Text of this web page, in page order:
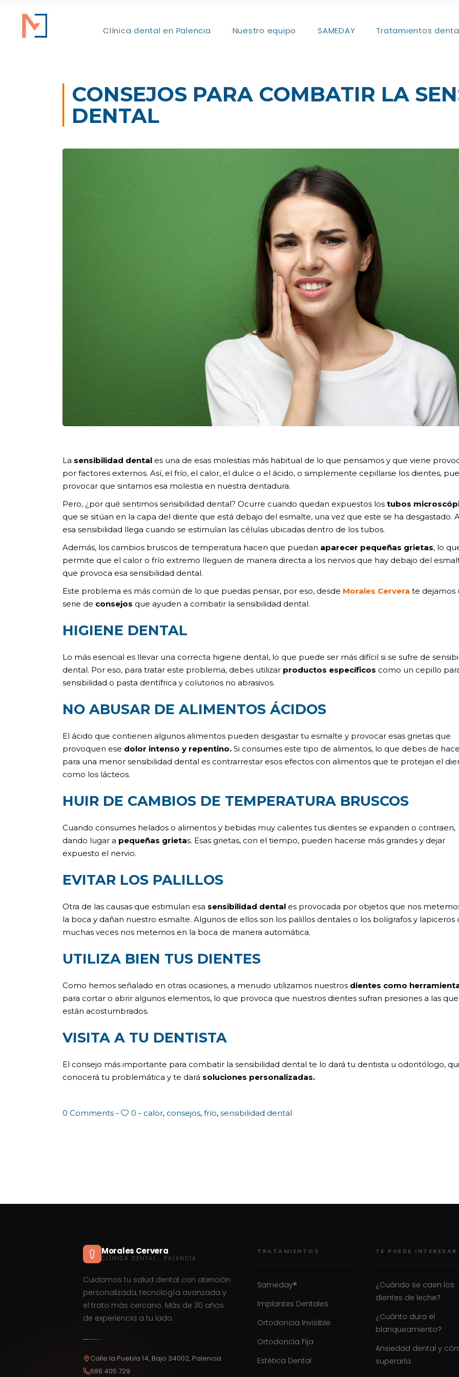
Clínica dental en Palencia Nuestro equipo SAMEDAY Tratamientos
CONSEJOS PARA COMBATIR LA
DENTAL
La sensibilidad dental es una de esas molestias más habitual de lo que pensamos y que viene
por factores externos. Así, el frío, el calor, el dulce o el ácido, o simplemente cepillarse los dientes,
provocar que sintamos esa molestia en nuestra dentadura.
Pero, ¿por qué sentimos sensibilidad dental? Ocurre cuando quedan expuestos los tubos
que se sitúan en la capa del diente que está debajo del esmalte, una vez que este se ha desgastado.
esa sensibilidad llega cuando se estimulan las células ubicadas dentro de los tubos.
Además, los cambios bruscos de temperatura hacen que puedan aparecer pequeñas grietas, lo
permite que el calor o frío extremo lleguen de manera directa a los nervios que hay debajo del
que provoca esa sensibilidad dental.
Este problema es más común de lo que puedas pensar, por eso, desde Morales Cervera te dejamos
serie de consejos que ayuden a combatir la sensibilidad dental.
HIGIENE DENTAL
Lo más esencial es llevar una correcta higiene dental, lo que puede ser más difícil si se sufre de
dental. Por eso, para tratar este problema, debes utilizar productos específicos como un cepillo
sensibilidad o pasta dentífrica y colutorios no abrasivos.
NO ABUSAR DE ALIMENTOS ÁCIDOS
El ácido que contienen algunos alimentos pueden desgastar tu esmalte y provocar esas grietas que
provoquen ese dolor intenso y repentino. Si consumes este tipo de alimentos, lo que debes de
para una menor sensibilidad dental es contrarrestar esos efectos con alimentos que te protejan el
como los lácteos.
HUIR DE CAMBIOS DE TEMPERATURA BRUSCOS
Cuando consumes helados o alimentos y bebidas muy calientes tus dientes se expanden o contraen,
dando lugar a pequeñas grietas. Esas grietas, con el tiempo, pueden hacerse más grandes y dejar
expuesto el nervio.
EVITAR LOS PALILLOS
Otra de las causas que estimulan esa sensibilidad dental es provocada por objetos que nos
la boca y dañan nuestro esmalte. Algunos de ellos son los palillos dentales o los bolígrafos y lapiceros
muchas veces nos metemos en la boca de manera automática.
UTILIZA BIEN TUS DIENTES
Como hemos señalado en otras ocasiones, a menudo utilizamos nuestros dientes como
para cortar o abrir algunos elementos, lo que provoca que nuestros dientes sufran presiones a las
están acostumbrados.
VISITA A TU DENTISTA
El consejo más importante para combatir la sensibilidad dental te lo dará tu dentista u odontólogo,
conocerá tu problemática y te dará soluciones personalizadas.
0 Comments 0 calor, consejos, frío, sensibilidad dental
Morales Cervera
CLÍNICA DENTAL · PALENCIA
Cuidamos tu salud dental con atención
personalizada, tecnología avanzada y
el trato más cercano. Más de 30 años
de experiencia a tu lado.
Calle la Puebla 14, Bajo 34002, Palencia
686 405 729
TRATAMIENTOS
Sameday®
Implantes Dentales
Ortodoncia Invisible
Ortodoncia Fija
Estética Dental
TE PUEDE INTERESAR
¿Cuándo se caen los
dientes de leche?
¿Cuánto dura el
blanqueamiento?
Ansiedad dental y
superarla